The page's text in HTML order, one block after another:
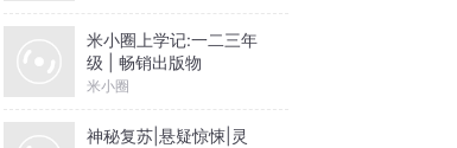
米小圈上学记:一二三年
级 | 畅销出版物
米小圈
神秘复苏|悬疑惊悚|灵